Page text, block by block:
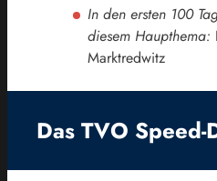
In den ersten 100
diesem Haupthema:
Marktredwitz
Das TVO Speed-